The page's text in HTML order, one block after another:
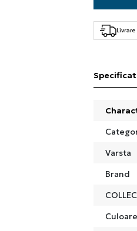
Varsta
Brand
Culoare